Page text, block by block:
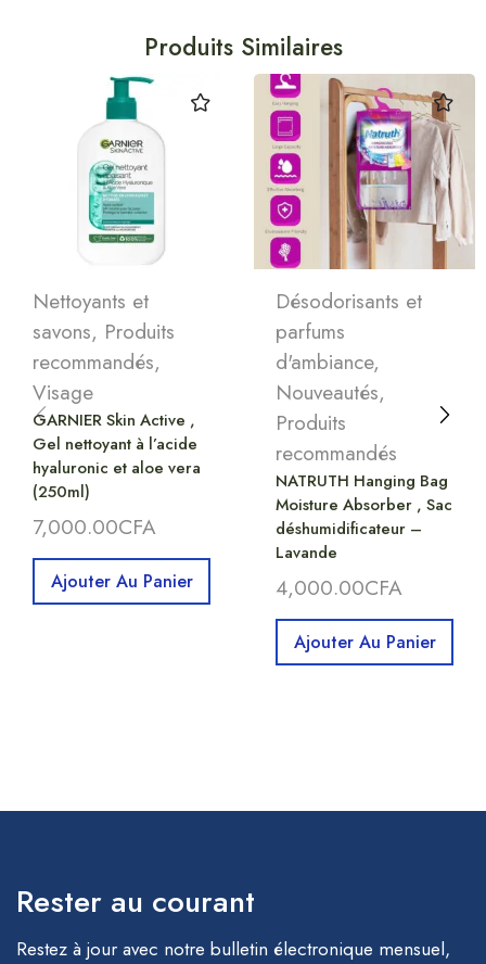
Produits Similaires
Nettoyants et
savons, Produits
recommandés,
Visage
GARNIER Skin Active ,
Gel nettoyant à l’acide
hyaluronic et aloe vera
(250ml)
7,000.00CFA
Ajouter Au Panier
Désodorisants et
parfums
d'ambiance,
Nouveautés,
Produits
recommandés
NATRUTH Hanging Bag
Moisture Absorber , Sac
déshumidificateur –
Lavande
4,000.00CFA
Ajouter Au Panier
Rester au courant
Restez à jour avec notre bulletin électronique mensuel,